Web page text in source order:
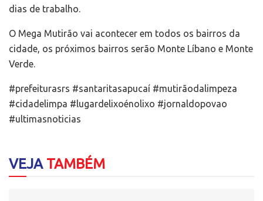
dias de trabalho.
O Mega Mutirão vai acontecer em todos os bairros da
cidade, os próximos bairros serão Monte Líbano e Monte
Verde.
#prefeiturasrs #santaritasapucaí #mutirãodalimpeza
#cidadelimpa #lugardelixoénolixo #jornaldopovao
#ultimasnoticias
VEJATAMBÉM